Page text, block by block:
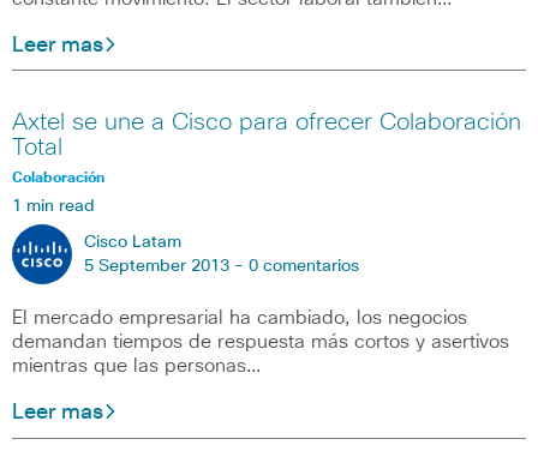
Leer mas
Axtel se une a Cisco para ofrecer Colaboración
Total
Colaboración
1 min read
Cisco Latam
5 September 2013 - 0 comentarios
El mercado empresarial ha cambiado, los negocios
demandan tiempos de respuesta más cortos y asertivos
mientras que las personas…
Leer mas